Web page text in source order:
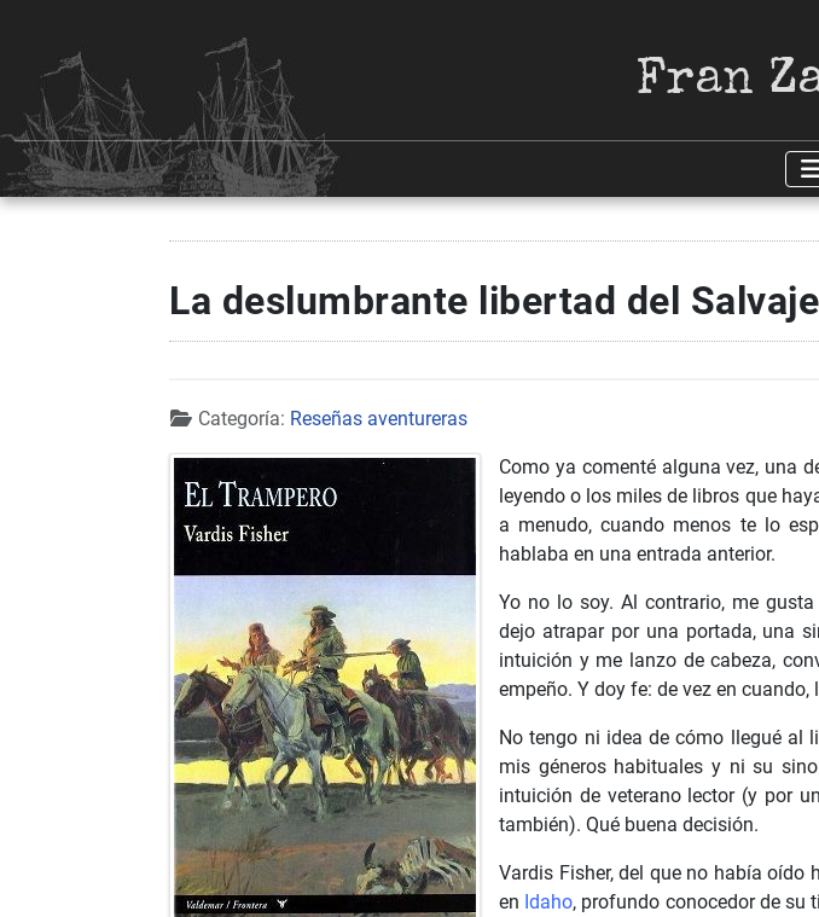
Fran
La deslumbrante libertad del
Detalles
Categoría: Reseñas aventureras
Como ya comenté alguna vez, una
leyendo o los miles de libros que
a menudo, cuando menos te lo
hablaba en una entrada anterior.
Yo no lo soy. Al contrario, me
dejo atrapar por una portada, una
intuición y me lanzo de cabeza,
empeño. Y doy fe: de vez en cuando,
No tengo ni idea de cómo llegué al
mis géneros habituales y ni su
intuición de veterano lector (y por
también). Qué buena decisión.
Vardis Fisher, del que no había oído
en Idaho, profundo conocedor de su